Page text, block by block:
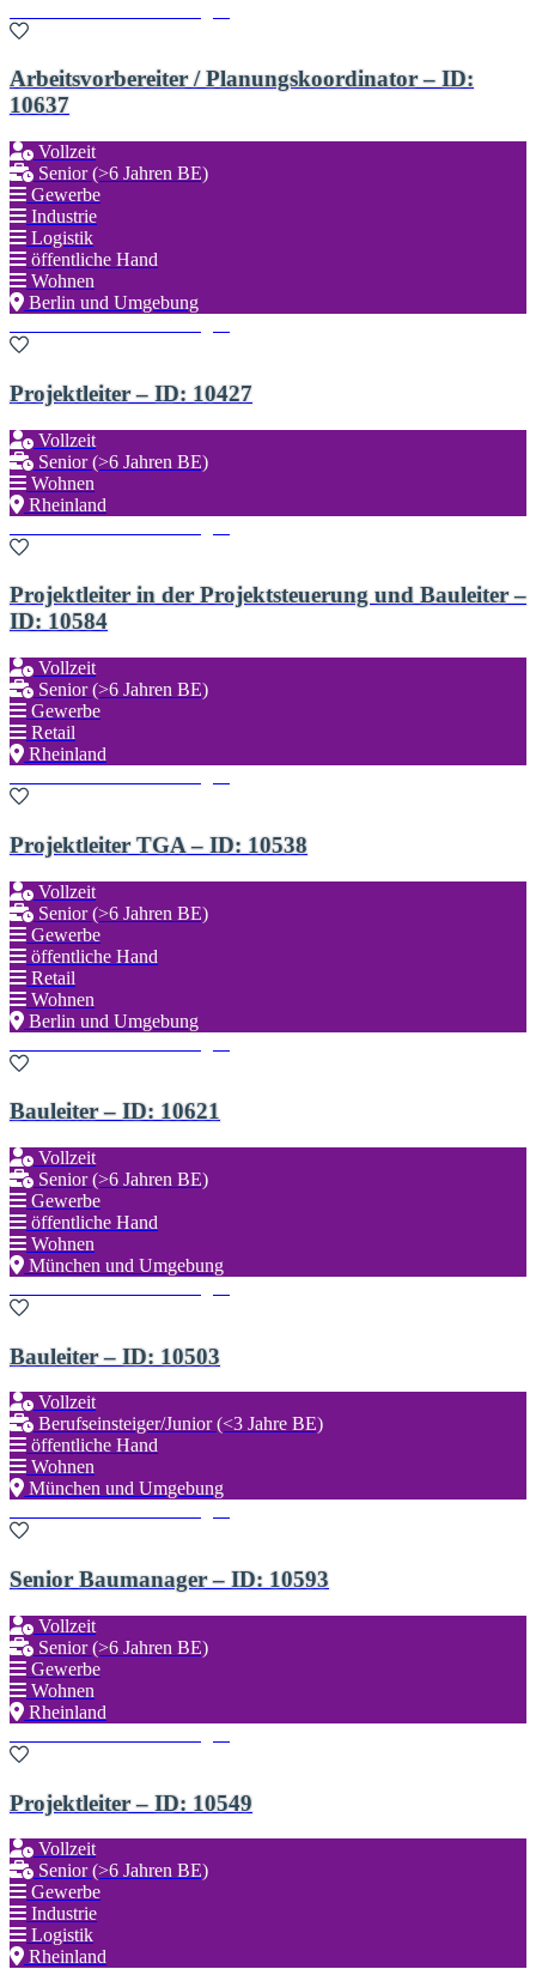
Arbeitsvorbereiter / Planungskoordinator – ID:
10637
Vollzeit
Senior (>6 Jahren BE)
Gewerbe
Industrie
Logistik
öffentliche Hand
Wohnen
Berlin und Umgebung
Projektleiter – ID: 10427
Vollzeit
Senior (>6 Jahren BE)
Wohnen
Rheinland
Projektleiter in der Projektsteuerung und Bauleiter –
ID: 10584
Vollzeit
Senior (>6 Jahren BE)
Gewerbe
Retail
Rheinland
Projektleiter TGA – ID: 10538
Vollzeit
Senior (>6 Jahren BE)
Gewerbe
öffentliche Hand
Retail
Wohnen
Berlin und Umgebung
Bauleiter – ID: 10621
Vollzeit
Senior (>6 Jahren BE)
Gewerbe
öffentliche Hand
Wohnen
München und Umgebung
Bauleiter – ID: 10503
Vollzeit
Berufseinsteiger/Junior (<3 Jahre BE)
öffentliche Hand
Wohnen
München und Umgebung
Senior Baumanager – ID: 10593
Vollzeit
Senior (>6 Jahren BE)
Gewerbe
Wohnen
Rheinland
Projektleiter – ID: 10549
Vollzeit
Senior (>6 Jahren BE)
Gewerbe
Industrie
Logistik
Rheinland